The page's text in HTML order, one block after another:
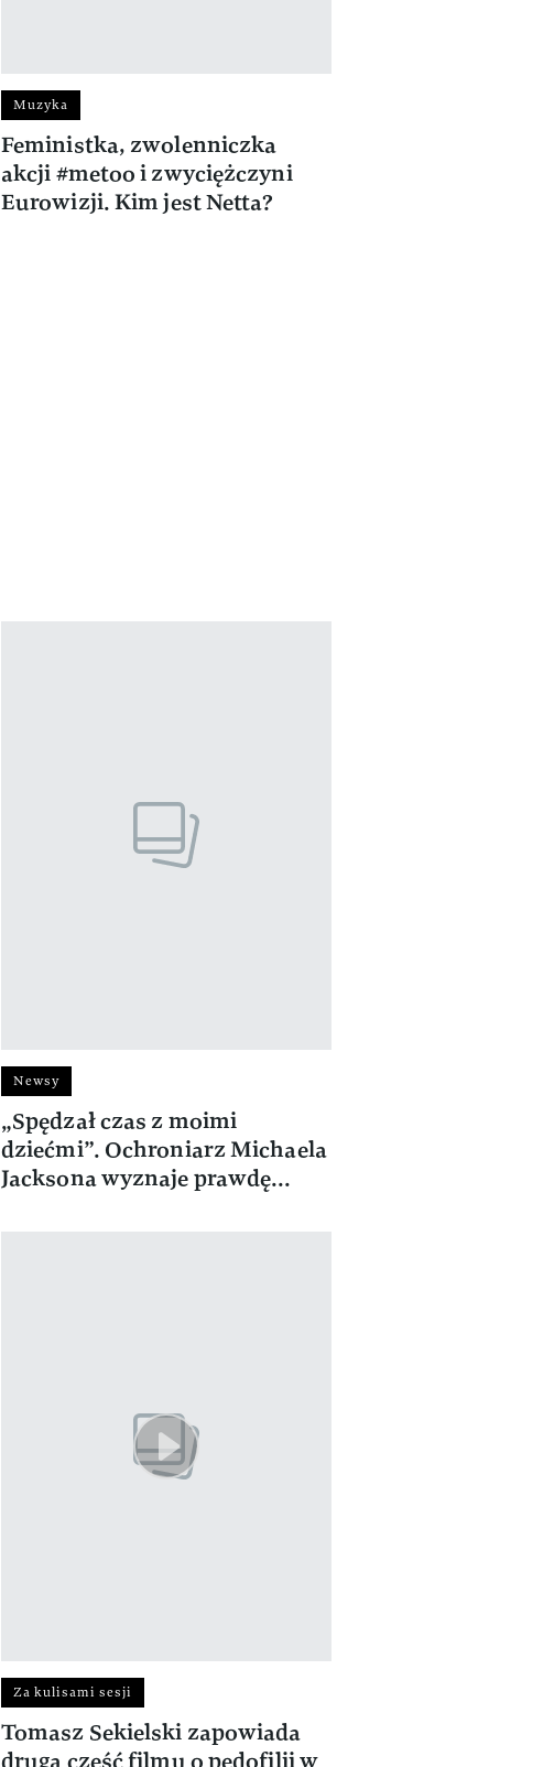
Muzyka
Feministka, zwolenniczka
akcji #metoo i zwyciężczyni
Eurowizji. Kim jest Netta?
Newsy
„Spędzał czas z moimi
dziećmi”. Ochroniarz Michaela
Jacksona wyznaje prawdę...
Za kulisami sesji
Tomasz Sekielski zapowiada
drugą część filmu o pedofilii w